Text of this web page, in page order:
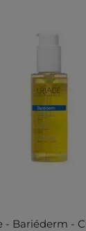
- Bariéderm -